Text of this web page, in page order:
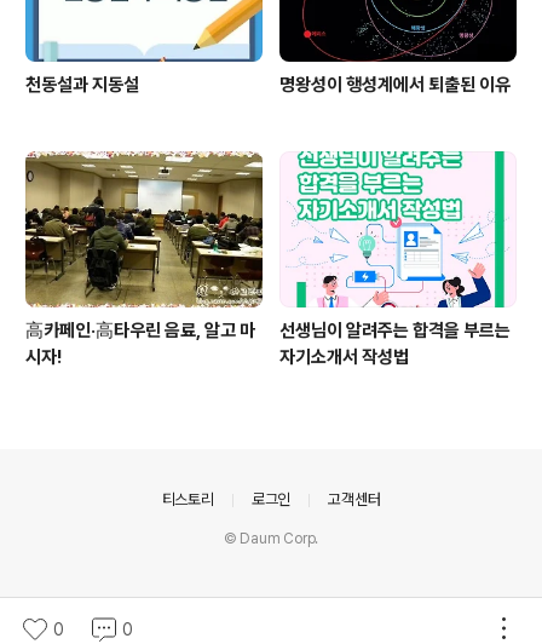
천동설과 지동설 명왕성이 행성계에서 퇴출된 이유
高카페인·高타우린 음료, 알고 마
시자!
선생님이 알려주는 합격을 부르는
자기소개서 작성법
0 0
티스토리 로그인 고객센터
© Daum Corp.